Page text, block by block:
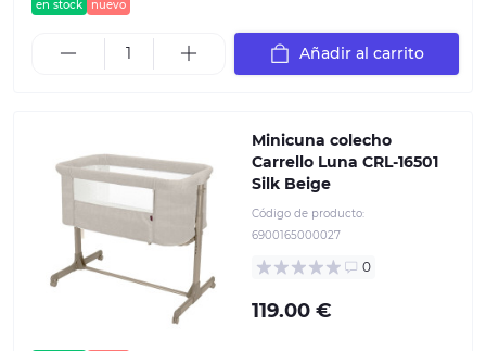
en stock nuevo
Añadir al carrito
Minicuna colecho
Carrello Luna CRL-16501
Silk Beige
Código de producto:
6900165000027
0
119.00 €